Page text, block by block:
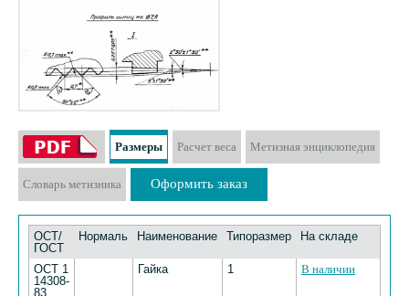
Размеры Расчет веса Метизная энциклопедия
Словарь метизника Оформить заказ
ОСТ/
ГОСТ
Нормаль Наименование Типоразмер На складе
ОСТ 1
14308-
83
Гайка 1 В наличии